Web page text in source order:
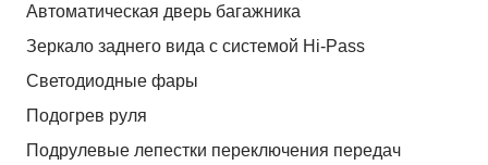
Автоматическая дверь багажника
Зеркало заднего вида с системой Hi-Pass
Светодиодные фары
Подогрев руля
Подрулевые лепестки переключения передач